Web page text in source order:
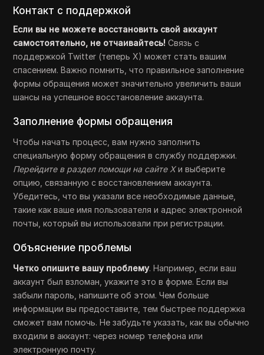
Контакт с поддержкой
Если вы не можете восстановить свой аккаунт
самостоятельно, не отчаивайтесь! Связь с
поддержкой Twitter (теперь X) может стать вашим
спасением. Важно помнить, что правильное заполнение
формы обращения может значительно увеличить ваши
шансы на успешное восстановление аккаунта.
Заполнение формы обращения
Чтобы начать процесс, вам нужно заполнить
специальную форму обращения в службу поддержки.
Перейдите в раздел помощи на сайте Xи выберите
опцию, связанную с восстановлением аккаунта.
Убедитесь, что вы указали все необходимые данные,
такие как ваше имя пользователя и адрес электронной
почты, который вы использовали при регистрации.
Объяснение проблемы
Четко опишите вашу проблему. Например, если ваш
аккаунт был взломан, укажите это в форме. Если вы
забыли пароль, напишите об этом. Чем больше
информации вы предоставите, тем быстрее поддержка
сможет вам помочь. Не забудьте указать, как вы обычно
входили в аккаунт: через номер телефона или
электронную почту.